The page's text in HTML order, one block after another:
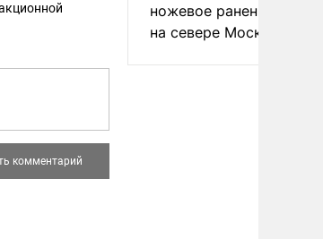
ножевое ранение в
на севере Москвы